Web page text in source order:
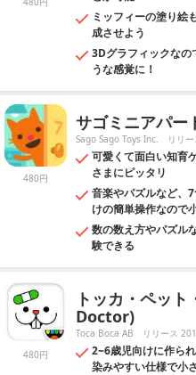
ミッフィーの塗り絵
成させよう
3Dグラフィックなの
うな感覚に！
480円
サゴミニアパー
Sago Sago Toys Inc. リリ
可愛くて面白い知育
さまにピッタリ
音楽やパズルなど、
けの簡単操作なので
数の数え方やパズル
験できる
480円
トッカ・ペッ
Doctor)
Toca Boca AB リリース
2~6歳児向けに作ら
染みやすい仕様で小